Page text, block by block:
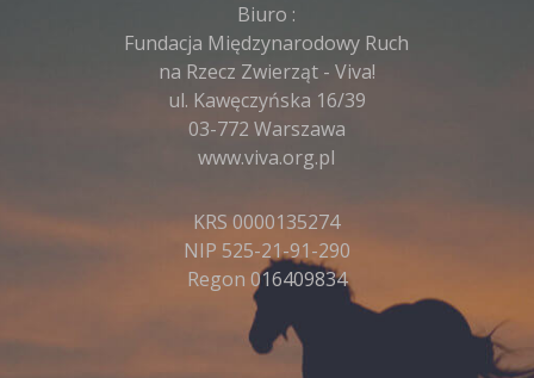
Biuro :
Fundacja Międzynarodowy Ruch
na Rzecz Zwierząt - Viva!
ul. Kawęczyńska 16/39
03-772 Warszawa
www.viva.org.pl
KRS 0000135274
NIP 525-21-91-290
Regon 016409834